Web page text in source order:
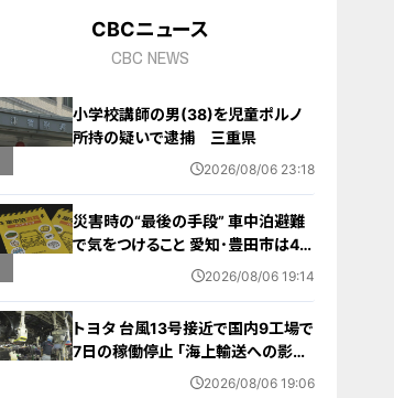
CBCニュース
CBC NEWS
小学校講師の男(38)を児童ポルノ
所持の疑いで逮捕 三重県
2026/08/06 23:18
災害時の“最後の手段” 車中泊避難
で気をつけること 愛知･豊田市は4年
前からマニュアル作成 最悪の場合2026/08/06 19:14
トヨタ 台風13号接近で国内9工場で
7日の稼働停止 ｢海上輸送への影響
を踏まえ判断｣ 夏季連休明けの17日
2026/08/06 19:06